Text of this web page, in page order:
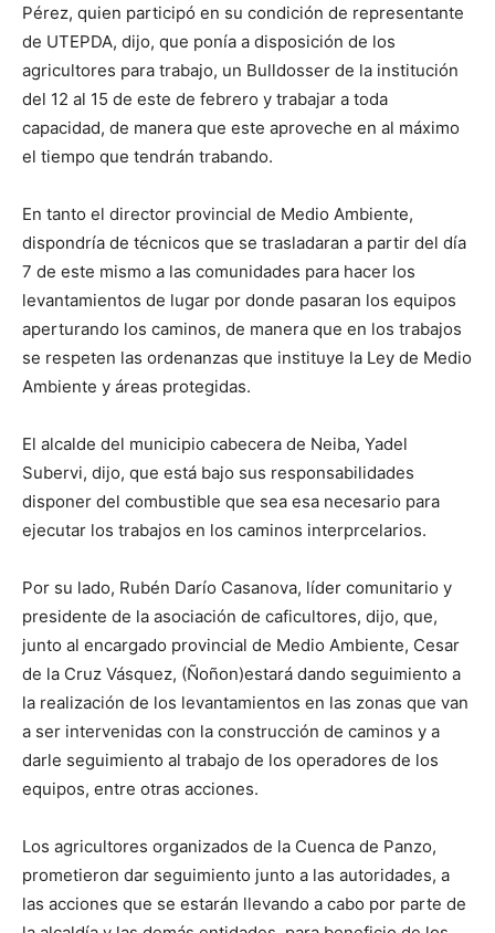
Pérez, quien participó en su condición de representante
de UTEPDA, dijo, que ponía a disposición de los
agricultores para trabajo, un Bulldosser de la institución
del 12 al 15 de este de febrero y trabajar a toda
capacidad, de manera que este aproveche en al máximo
el tiempo que tendrán trabando.
En tanto el director provincial de Medio Ambiente,
dispondría de técnicos que se trasladaran a partir del día
7 de este mismo a las comunidades para hacer los
levantamientos de lugar por donde pasaran los equipos
aperturando los caminos, de manera que en los trabajos
se respeten las ordenanzas que instituye la Ley de Medio
Ambiente y áreas protegidas.
El alcalde del municipio cabecera de Neiba, Yadel
Subervi, dijo, que está bajo sus responsabilidades
disponer del combustible que sea esa necesario para
ejecutar los trabajos en los caminos interprcelarios.
Por su lado, Rubén Darío Casanova, líder comunitario y
presidente de la asociación de caficultores, dijo, que,
junto al encargado provincial de Medio Ambiente, Cesar
de la Cruz Vásquez, (Ñoñon)estará dando seguimiento a
la realización de los levantamientos en las zonas que van
a ser intervenidas con la construcción de caminos y a
darle seguimiento al trabajo de los operadores de los
equipos, entre otras acciones.
Los agricultores organizados de la Cuenca de Panzo,
prometieron dar seguimiento junto a las autoridades, a
las acciones que se estarán llevando a cabo por parte de